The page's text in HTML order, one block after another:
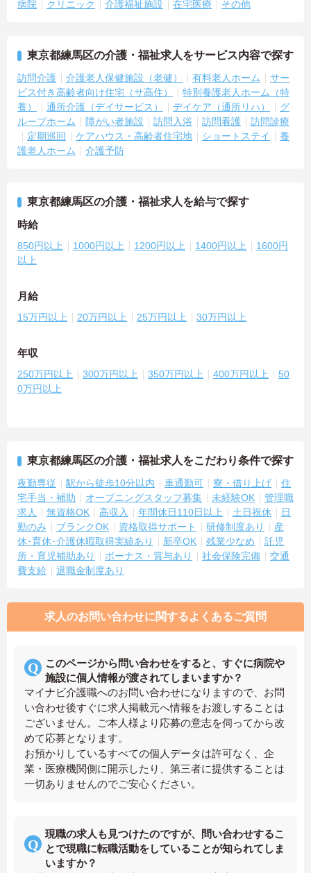
病院 クリニック 介護福祉施設 在宅医療 その他
東京都練馬区の介護・福祉求人をサービス内容で探す
訪問介護 介護老人保健施設（老健） 有料老人ホーム
サー
ビス付き高齢者向け住宅（サ高住）
特別養護老人ホーム（特
養）
通所介護（デイサービス） デイケア（通所リハ）
グ
ループホーム
障がい者施設 訪問入浴 訪問看護
訪問診療
定期巡回
ケアハウス・高齢者住宅地 ショートステイ
養
護老人ホーム
介護予防
東京都練馬区の介護・福祉求人を給与で探す
時給
850円以上 1000円以上 1200円以上 1400円以上
1600円
以上
月給
15万円以上 20万円以上 25万円以上 30万円以上
年収
250万円以上 300万円以上 350万円以上 400万円以上
50
0万円以上
東京都練馬区の介護・福祉求人をこだわり条件で探す
夜勤専従 駅から徒歩10分以内 車通勤可 寮・借り上げ
住
宅手当・補助
オープニングスタッフ募集 未経験OK
管理職
求人
無資格OK 高収入 年間休日110日以上 土日祝休
日
勤のみ
ブランクOK 資格取得サポート 研修制度あり
産
休･育休･介護休暇取得実績あり
新卒OK 残業少なめ
託児
所・育児補助あり
ボーナス・賞与あり 社会保険完備
交通
費支給
退職金制度あり
求人のお問い合わせに関するよくあるご質問
このページから問い合わせをすると、すぐに病院や
施設に個人情報が渡されてしまいますか？
マイナビ介護職へのお問い合わせになりますので、お問
い合わせ後すぐに求人掲載元へ情報をお渡しすることは
ございません。ご本人様より応募の意志を伺ってから改
めて応募となります。
お預かりしているすべての個人データは許可なく、企
業・医療機関側に開示したり、第三者に提供することは
一切ありませんのでご安心ください。
現職の求人も見つけたのですが、問い合わせするこ
とで現職に転職活動をしていることが知られてしま
いますか？